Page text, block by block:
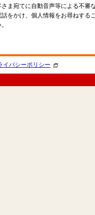
ま宛てに自動音声等による不審
をかけ、個人情報をお尋ねする
イバシーポリシー